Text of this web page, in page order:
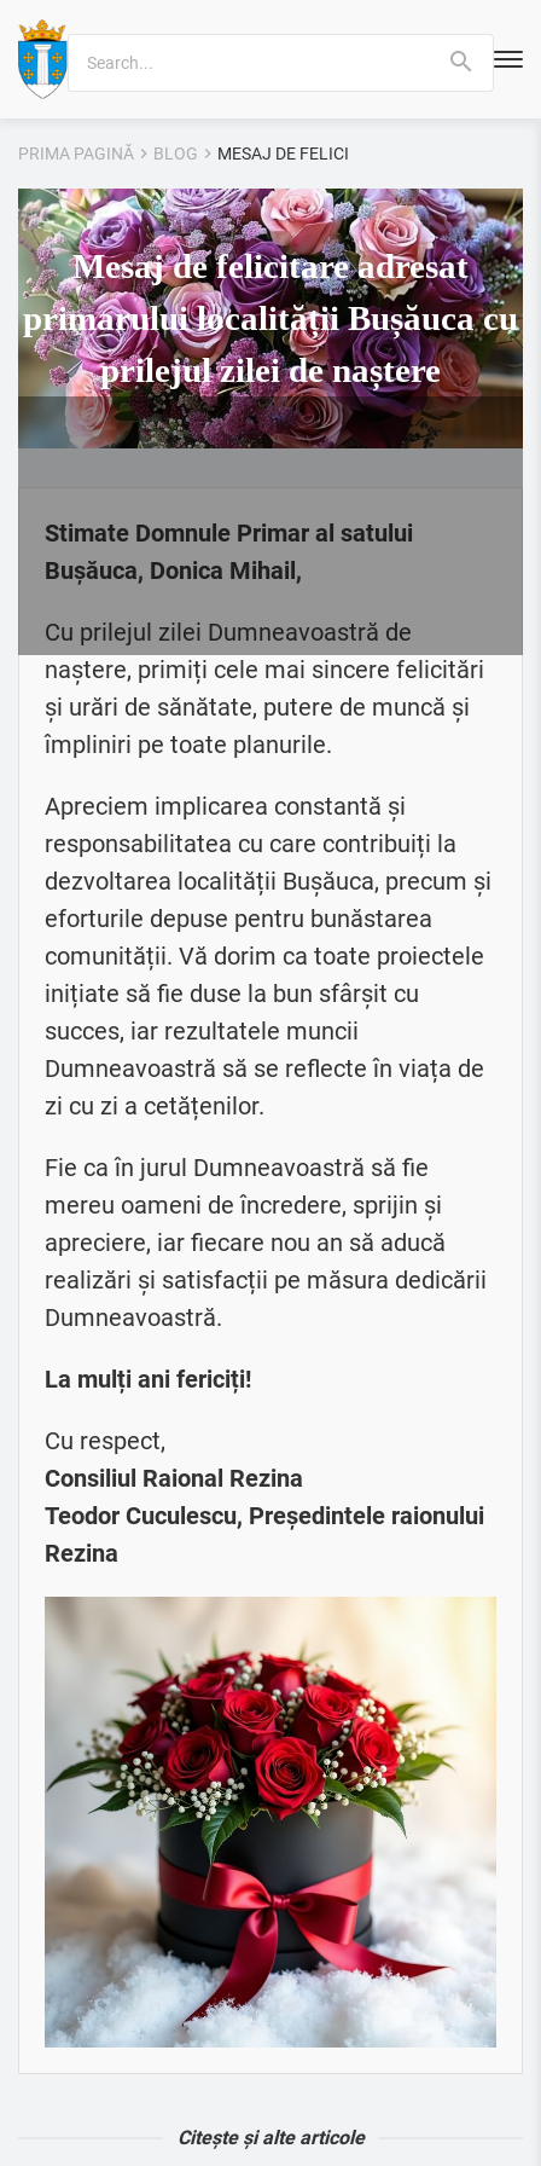
Search
for:
PRIMA PAGINĂ BLOG MESAJ DE FELICITARE ADRESAT
Mesaj de felicitare adresat
primarului localității Bușăuca cu
prilejul zilei de naștere
Stimate Domnule Primar al satului
Bușăuca, Donica Mihail,
Cu prilejul zilei Dumneavoastră de
naștere, primiți cele mai sincere felicitări
și urări de sănătate, putere de muncă și
împliniri pe toate planurile.
Apreciem implicarea constantă și
responsabilitatea cu care contribuiți la
dezvoltarea localității Bușăuca, precum și
eforturile depuse pentru bunăstarea
comunității. Vă dorim ca toate proiectele
inițiate să fie duse la bun sfârșit cu
succes, iar rezultatele muncii
Dumneavoastră să se reflecte în viața de
zi cu zi a cetățenilor.
Fie ca în jurul Dumneavoastră să fie
mereu oameni de încredere, sprijin și
apreciere, iar fiecare nou an să aducă
realizări și satisfacții pe măsura dedicării
Dumneavoastră.
La mulți ani fericiți!
Cu respect,
Consiliul Raional Rezina
Teodor Cuculescu, Președintele raionului
Rezina
Citește și alte articole